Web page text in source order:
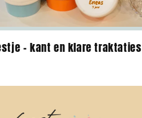
- kant en klare traktaties